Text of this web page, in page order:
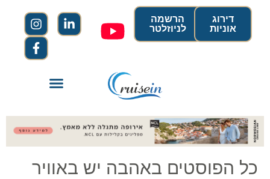
הרשמה
לניוזלטר
דירוג
אוניות
כל הפוסטים באהבה יש באוויר